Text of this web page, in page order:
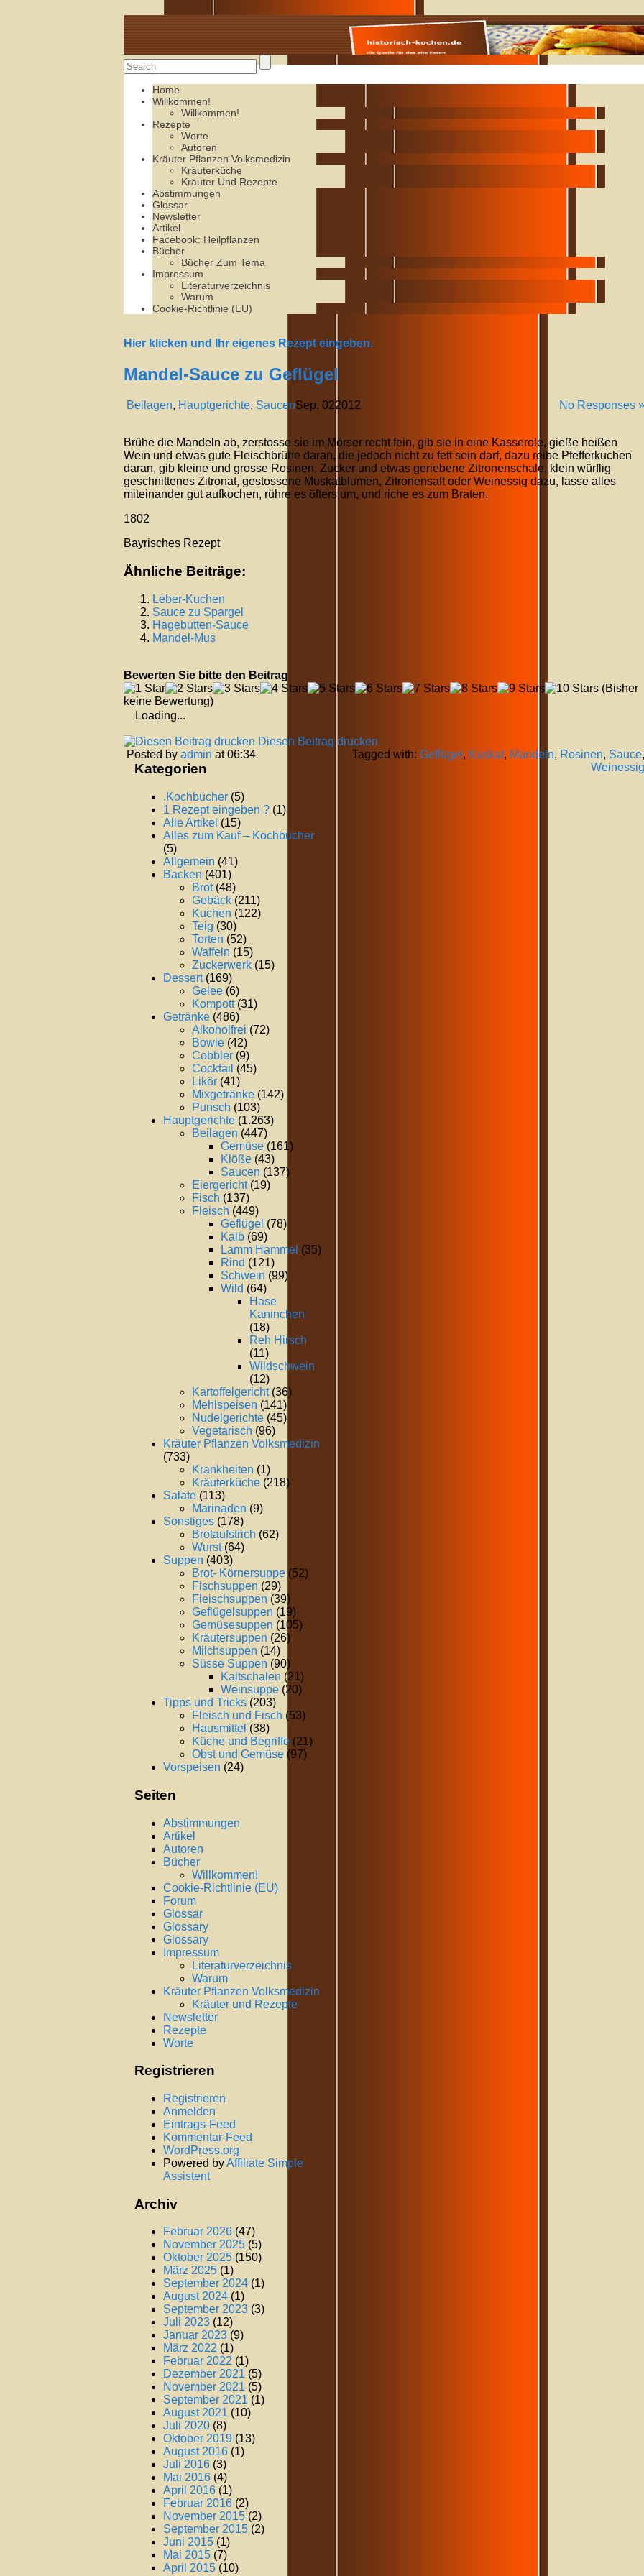
Alte Rezepte online
Home
Willkommen!
Willkommen!
Rezepte
Worte
Autoren
Kräuter Pflanzen Volksmedizin
Kräuterküche
Kräuter Und Rezepte
Abstimmungen
Glossar
Newsletter
Artikel
Facebook: Heilpflanzen
Bücher
Bücher Zum Tema
Impressum
Literaturverzeichnis
Warum
Cookie-Richtlinie (EU)
Hier klicken und Ihr eigenes Rezept eingeben.
Mandel-Sauce zu Geflügel
Beilagen, Hauptgerichte, Saucen No Responses »
Sep. 022012
Brühe die Mandeln ab, zerstosse sie im Mörser recht fein, gib sie in eine Kasserole, gieße heißen
Wein und etwas gute Fleischbrühe daran, die jedoch nicht zu fett sein darf, dazu reibe Pfefferkuchen
daran, gib kleine und grosse Rosinen, Zucker und etwas geriebene Zitronenschale, klein würflig
geschnittenes Zitronat, gestossene Muskatblumen, Zitronensaft oder Weinessig dazu, lasse alles
miteinander gut aufkochen, rühre es öfters um, und riche es zum Braten.
1802
Bayrisches Rezept
Ähnliche Beiträge:
Leber-Kuchen
Sauce zu Spargel
Hagebutten-Sauce
Mandel-Mus
Bewerten Sie bitte den Beitrag
(Bisher
keine Bewertung)
Loading...
Diesen Beitrag drucken
Posted by admin at 06:34 Tagged with: Geflügel , Kuskat, Mandeln, Rosinen, Sauce,
Weinessig
Kategorien
.Kochbücher (5)
1 Rezept eingeben ? (1)
Alle Artikel (15)
Alles zum Kauf – Kochbücher
(5)
Allgemein (41)
Backen (401)
Brot(48)
Gebäck (211)
Kuchen (122)
Teig (30)
Torten (52)
Waffeln (15)
Zuckerwerk (15)
Dessert(169)
Gelee (6)
Kompott(31)
Getränke (486)
Alkoholfrei (72)
Bowle (42)
Cobbler (9)
Cocktail (45)
Likör (41)
Mixgetränke (142)
Punsch (103)
Hauptgerichte (1.263)
Beilagen (447)
Gemüse (161)
Klöße (43)
Saucen (137)
Eiergericht(19)
Fisch (137)
Fleisch (449)
Geflügel (78)
Kalb (69)
Lamm Hammel (35)
Rind (121)
Schwein (99)
Wild (64)
Hase
Kaninchen
(18)
Reh Hirsch
(11)
Wildschwein
(12)
Kartoffelgericht(36)
Mehlspeisen (141)
Nudelgerichte (45)
Vegetarisch (96)
Kräuter Pflanzen Volksmedizin
(733)
Krankheiten (1)
Kräuterküche (218)
Salate (113)
Marinaden (9)
Sonstiges (178)
Brotaufstrich (62)
Wurst(64)
Suppen (403)
Brot- Körnersuppe (52)
Fischsuppen (29)
Fleischsuppen (39)
Geflügelsuppen (19)
Gemüsesuppen (105)
Kräutersuppen (26)
Milchsuppen (14)
Süsse Suppen (90)
Kaltschalen (21)
Weinsuppe (20)
Tipps und Tricks (203)
Fleisch und Fisch (53)
Hausmittel (38)
Küche und Begriffe (21)
Obst und Gemüse (97)
Vorspeisen (24)
Seiten
Abstimmungen
Artikel
Autoren
Bücher
Willkommen!
Cookie-Richtlinie (EU)
Forum
Glossar
Glossary
Glossary
Impressum
Literaturverzeichnis
Warum
Kräuter Pflanzen Volksmedizin
Kräuter und Rezepte
Newsletter
Rezepte
Worte
Registrieren
Registrieren
Anmelden
Eintrags-Feed
Kommentar-Feed
WordPress.org
Powered byAffiliate Simple
Assistent
Archiv
Februar 2026 (47)
November 2025 (5)
Oktober 2025 (150)
März 2025 (1)
September 2024 (1)
August 2024 (1)
September 2023 (3)
Juli 2023 (12)
Januar 2023 (9)
März 2022 (1)
Februar 2022 (1)
Dezember 2021 (5)
November 2021 (5)
September 2021 (1)
August 2021 (10)
Juli 2020 (8)
Oktober 2019 (13)
August 2016 (1)
Juli 2016 (3)
Mai 2016 (4)
April 2016 (1)
Februar 2016 (2)
November 2015 (2)
September 2015 (2)
Juni 2015 (1)
Mai 2015 (7)
April 2015 (10)